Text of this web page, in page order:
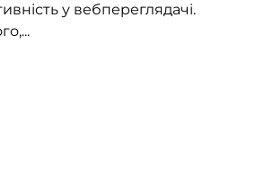
у вебпереглядачі.